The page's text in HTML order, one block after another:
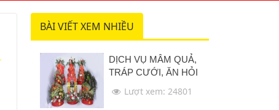
BÀI VIẾT XEM NHIỀU
DỊCH VỤ MÂM QUẢ,
TRÁP CƯỚI, ĂN HỎI
Lượt xem: 24801